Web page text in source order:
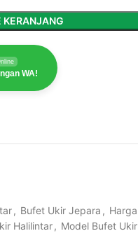
KERANJANG
WA!
, Bufet Ukir Jepara , Harga
Halilintar, Model Bufet Ukir